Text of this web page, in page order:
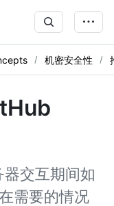
机密安全性
交互期间如
需要的情况